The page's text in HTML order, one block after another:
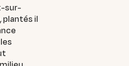
sur-
plantés il